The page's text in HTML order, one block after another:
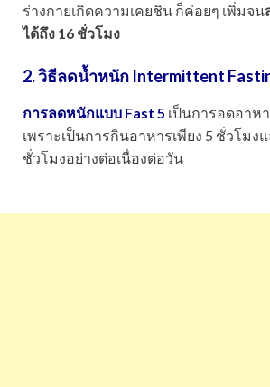
ร่างกายเกิดความเคยชิน ก็ค่อยๆ เพิ่มจน
ได้ถึง 16 ชั่วโมง
2. วิธีลดน้ำหนัก Intermittent
การลดหนักแบบ Fast 5 เป็นการอดอาห
เพราะเป็นการกินอาหารเพียง 5 ชั่วโมง
ชั่วโมงอย่างต่อเนื่องต่อวัน